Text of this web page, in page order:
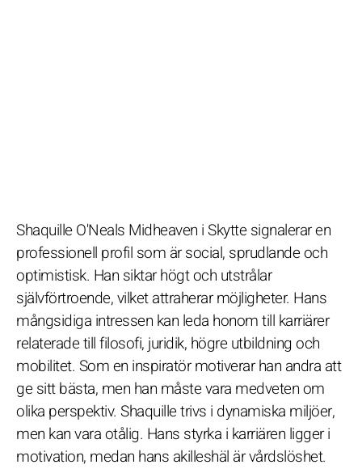
Shaquille O'Neals Midheaven i Skytte signalerar en
professionell profil som är social, sprudlande och
optimistisk. Han siktar högt och utstrålar
självförtroende, vilket attraherar möjligheter. Hans
mångsidiga intressen kan leda honom till karriärer
relaterade till filosofi, juridik, högre utbildning och
mobilitet. Som en inspiratör motiverar han andra att
ge sitt bästa, men han måste vara medveten om
olika perspektiv. Shaquille trivs i dynamiska miljöer,
men kan vara otålig. Hans styrka i karriären ligger i
motivation, medan hans akilleshäl är vårdslöshet.